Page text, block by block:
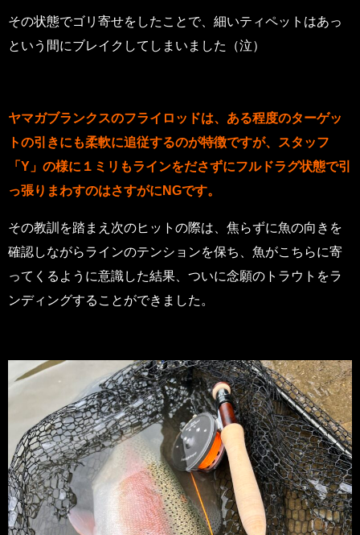
その状態でゴリ寄せをしたことで、細いティペットはあっ
という間にブレイクしてしまいました（泣）
ヤマガブランクスのフライロッドは、ある程度のターゲッ
トの引きにも柔軟に追従するのが特徴ですが、スタッフ
「Y」の様に１ミリもラインをださずにフルドラグ状態で引
っ張りまわすのはさすがにNGです。
その教訓を踏まえ次のヒットの際は、焦らずに魚の向きを
確認しながらラインのテンションを保ち、魚がこちらに寄
ってくるように意識した結果、ついに念願のトラウトをラ
ンディングすることができました。